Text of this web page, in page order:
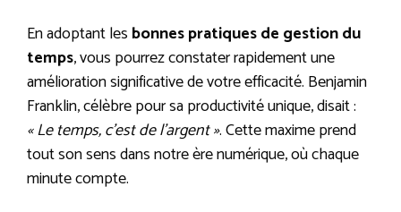
En adoptant les bonnes pratiques de gestion du
temps, vous pourrez constater rapidement une
amélioration significative de votre efficacité. Benjamin
Franklin, célèbre pour sa productivité unique, disait :
« Le temps, c’est de l’argent ». Cette maxime prend
tout son sens dans notre ère numérique, où chaque
minute compte.